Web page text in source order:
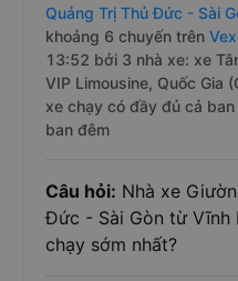
Quảng Trị Thủ Đức - Sài
khoảng 6 chuyến trên
13:52 bởi 3 nhà xe: xe
VIP Limousine, Quốc Gia
xe chạy có đầy đủ cả
ban đêm
Câu hỏi: Nhà xe
Đức - Sài Gòn từ Vĩnh
chạy sớm nhất?